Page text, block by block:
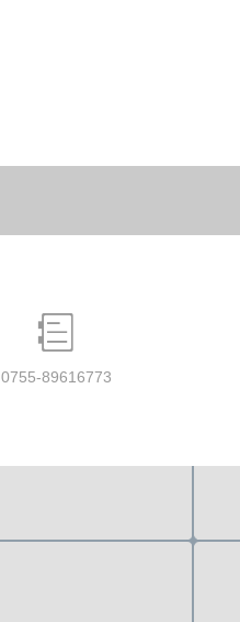
0755-89616773